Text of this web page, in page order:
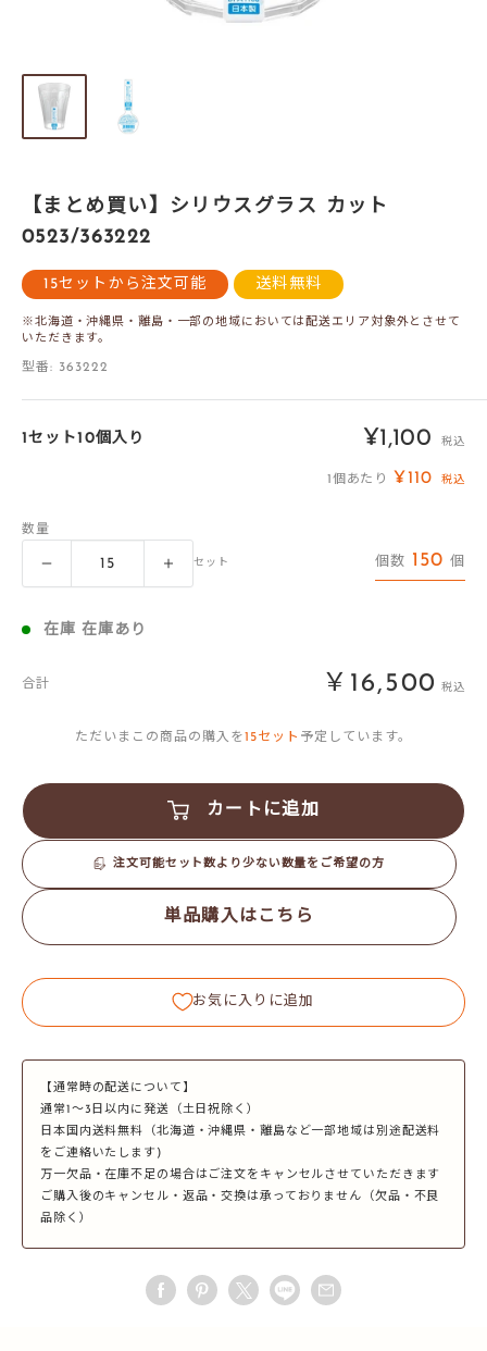
【まとめ買い】シリウスグラス カット
0523/363222
15セットから注文可能 送料無料
※北海道・沖縄県・離島・一部の地域においては配送エリア対象外とさせて
いただきます。
型番: 363222
1セット10個入り
販
売
¥1,100 税込
1個あたり ¥110 税込
数量
セット 個数 150 個
在庫 在庫あり
合計 ￥16,500 税込
ただいまこの商品の購入を15セット 予定しています。
カートに追加
注文可能セット数より少ない数量をご希望の方
単品購入はこちら
お気に入りに追加
【通常時の配送について】
通常1～3日以内に発送（土日祝除く）
日本国内送料無料（北海道・沖縄県・離島など一部地域は別途配送料
をご連絡いたします)
万一欠品・在庫不足の場合はご注文をキャンセルさせていただきます
ご購入後のキャンセル・返品・交換は承っておりません（欠品・不良
品除く）